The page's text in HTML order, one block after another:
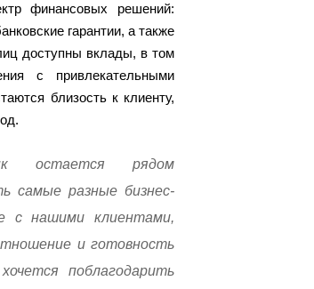
финансовых решений:
гарантии, а также
доступны вклады, в том
с привлекательными
близость к клиенту,
остается рядом
самые разные бизнес-
с нашими клиентами,
и готовность
поблагодарить